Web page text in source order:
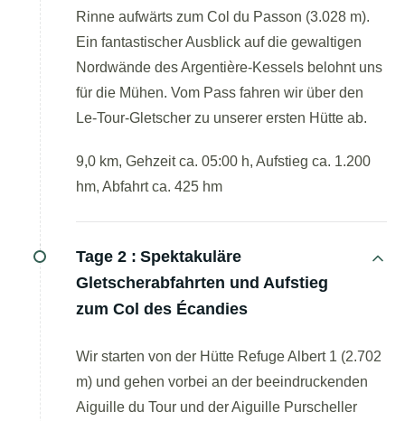
Rinne aufwärts zum Col du Passon (3.028 m).
Ein fantastischer Ausblick auf die gewaltigen
Nordwände des Argentière-Kessels belohnt uns
für die Mühen. Vom Pass fahren wir über den
Le-Tour-Gletscher zu unserer ersten Hütte ab.
9,0 km, Gehzeit ca. 05:00 h, Aufstieg ca. 1.200
hm, Abfahrt ca. 425 hm
Tage 2 : Spektakuläre
Gletscherabfahrten und Aufstieg
zum Col des Écandies
Wir starten von der Hütte Refuge Albert 1 (2.702
m) und gehen vorbei an der beeindruckenden
Aiguille du Tour und der Aiguille Purscheller